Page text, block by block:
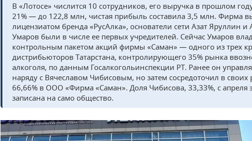
В «Лотосе» числится 10 сотрудников, его выручка в прошлом
21% — до 122,8 млн, чистая прибыль составила 3,5 млн. Фирма
лицензиатом бренда «РусАлка», основатели сети Азат Яруллин и
Умаров были в числе ее первых учредителей. Сейчас Умаров
контрольным пакетом акций фирмы «Саман» — одного из трех
дистрибьюторов Татарстана, контролирующего 35% рынка
алкоголя, по данным Госалкогольинспекции РТ. Ранее он
наряду с Вячеславом Чибисовым, но затем сосредоточил в своих
66,66% в ООО «Фирма «Саман». Доля Чибисова, 33,33%, с апреля
записана на само общество.